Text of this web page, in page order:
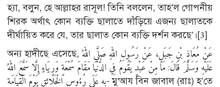
হ্যা, বলুন, হে আল্লাহর রাসূল! তিনি বললেন, তাহ’ল গোপনীয়
শিরক অর্থাৎ কোন ব্যক্তি ছালাতে দাঁড়িয়ে এজন্য ছালাতকে
দীর্ঘায়িত করে যে, তার ছালাত কোন ব্যক্তি দর্শন করছে’।[3]
অন্য হাদীছে এসেছে, عَنْ مُعَاذِ بْنِ جَبَلٍ، عَنْ رَسُولِ اللهِ صَلَّى اللهُ
عَلَيْهِ وَسَلَّمَ قَالَ: مَا مِنْ عَبْدٍ يَقُومُ فِي الدُّنْيَا مَقَامَ سُمْعَةٍ وَرِيَاءٍ إِلَّا سَمَّعَ اللهُ
بِهِ عَلَى رُءُوسِ الْخَلَائِقِ يَوْمَ الْقِيَامَةِ- মু‘আয বিন জাবাল (রাঃ) হ’তে